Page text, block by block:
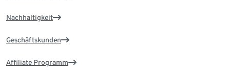
Nachhaltigkeit
Geschäftskunden
Affiliate Programm